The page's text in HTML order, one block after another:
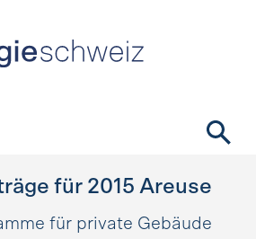
für 2015 Areuse
für private Gebäude